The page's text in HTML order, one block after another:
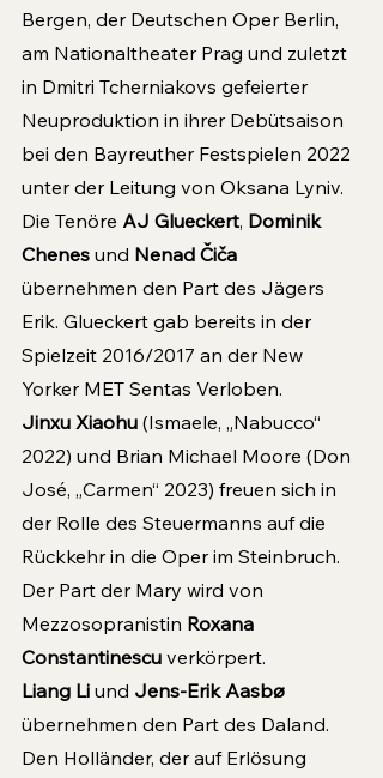
Bergen, der Deutschen Oper Berlin,
am Nationaltheater Prag und zuletzt
in Dmitri Tcherniakovs gefeierter
Neuproduktion in ihrer Debütsaison
bei den Bayreuther Festspielen 2022
unter der Leitung von Oksana Lyniv.
Die Tenöre AJ Glueckert, Dominik
Chenes und Nenad Čiča
übernehmen den Part des Jägers
Erik. Glueckert gab bereits in der
Spielzeit 2016/2017 an der New
Yorker MET Sentas Verloben.
Jinxu Xiaohu (Ismaele, „Nabucco“
2022) und Brian Michael Moore (Don
José, „Carmen“ 2023) freuen sich in
der Rolle des Steuermanns auf die
Rückkehr in die Oper im Steinbruch.
Der Part der Mary wird von
Mezzosopranistin Roxana
Constantinescu verkörpert.
Liang Li und Jens-Erik Aasbø
übernehmen den Part des Daland.
Den Holländer, der auf Erlösung